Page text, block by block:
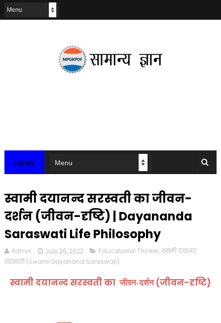
HOME
स्वामी दयानन्द सरस्वती का जीवन-
दर्शन (जीवन-दृष्टि) | Dayananda
Saraswati Life Philosophy
Admin July 26, 2022 Educational Thinker, स्वामी दयानंद
सरस्वती (Swami Dayanand Saraswati)
स्वामी दयानन्द सरस्वती का जीवन-दर्शन(जीवन-दृष्टि)